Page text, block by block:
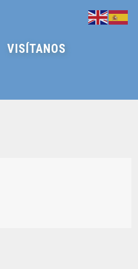
VISÍTANOS